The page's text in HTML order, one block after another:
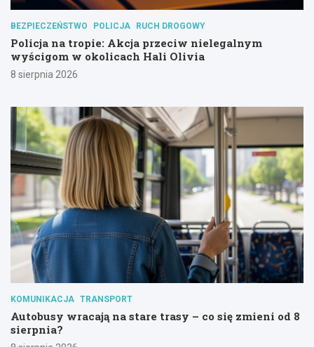
BEZPIECZEŃSTWO POLICJA RUCH DROGOWY
Policja na tropie: Akcja przeciw nielegalnym
wyścigom w okolicach Hali Olivia
8 sierpnia 2026
KOMUNIKACJA TRANSPORT
Autobusy wracają na stare trasy – co się zmieni od 8
sierpnia?